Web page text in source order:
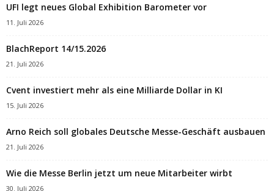
UFI legt neues Global Exhibition Barometer vor
11. Juli 2026
BlachReport 14/15.2026
21. Juli 2026
Cvent investiert mehr als eine Milliarde Dollar in KI
15. Juli 2026
Arno Reich soll globales Deutsche Messe-Geschäft ausbauen
21. Juli 2026
Wie die Messe Berlin jetzt um neue Mitarbeiter wirbt
30. Juli 2026